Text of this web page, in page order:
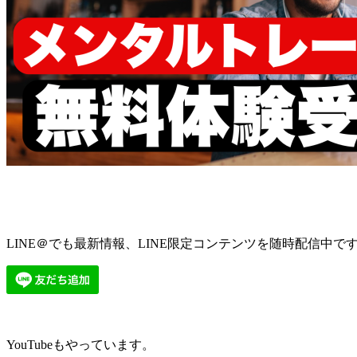
LINE＠でも最新情報、LINE限定コンテンツを随時配信中で
YouTubeもやっています。